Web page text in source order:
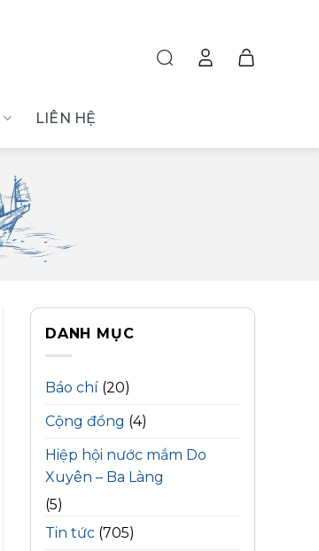
LIÊN HỆ
DANH MỤC
Báo chí (20)
Cộng đồng (4)
Hiệp hội nước mắm Do
Xuyên – Ba Làng
(5)
Tin tức (705)